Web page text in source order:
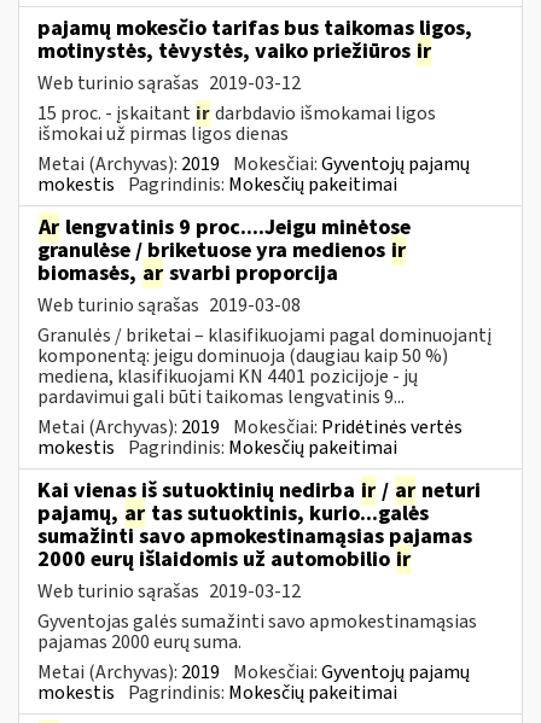
pajamų mokesčio tarifas bus taikomas ligos,
motinystės, tėvystės, vaiko priežiūros ir
Web turinio sąrašas 2019-03-12
15 proc. - įskaitant irdarbdavio išmokamai ligos
išmokai už pirmas ligos dienas
Metai (Archyvas): 2019 Mokesčiai:Gyventojų pajamų
mokestis Pagrindinis: Mokesčių pakeitimai
Ar lengvatinis 9 proc....Jeigu minėtose
granulėse / briketuose yra medienos ir
biomasės, ar svarbi proporcija
Web turinio sąrašas 2019-03-08
Granulės / briketai – klasifikuojami pagal dominuojantį
komponentą: jeigu dominuoja (daugiau kaip 50 %)
mediena, klasifikuojami KN 4401 pozicijoje - jų
pardavimui gali būti taikomas lengvatinis 9...
Metai (Archyvas): 2019 Mokesčiai: Pridėtinės vertės
mokestis Pagrindinis: Mokesčių pakeitimai
Kai vienas iš sutuoktinių nedirba ir / ar neturi
pajamų, ar tas sutuoktinis, kurio...galės
sumažinti savo apmokestinamąsias pajamas
2000 eurų išlaidomis už automobilio ir
Web turinio sąrašas 2019-03-12
Gyventojas galės sumažinti savo apmokestinamąsias
pajamas 2000 eurų suma.
Metai (Archyvas): 2019 Mokesčiai:Gyventojų pajamų
mokestis Pagrindinis: Mokesčių pakeitimai